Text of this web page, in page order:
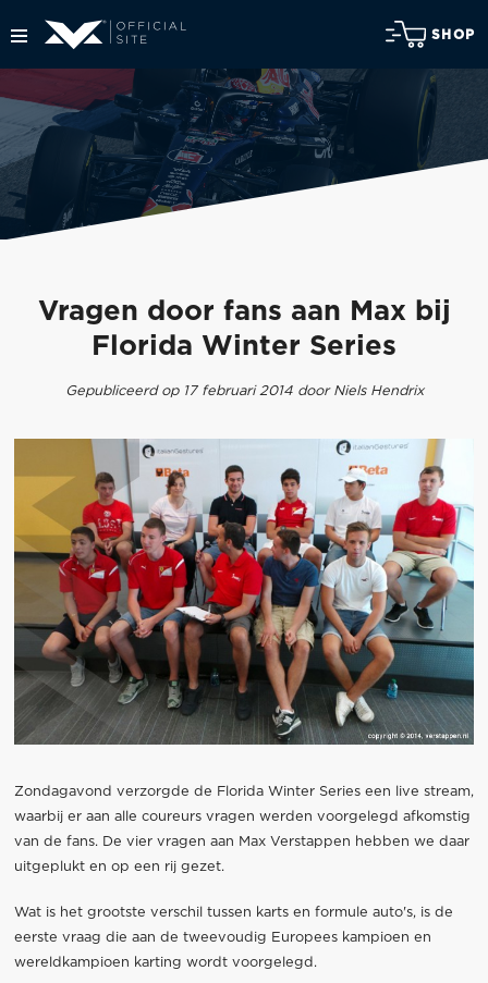
SHOP
Vragen door fans aan Max bij
Florida Winter Series
Gepubliceerd op 17 februari 2014 door Niels Hendrix
Zondagavond verzorgde de Florida Winter Series een live stream,
waarbij er aan alle coureurs vragen werden voorgelegd afkomstig
van de fans. De vier vragen aan Max Verstappen hebben we daar
uitgeplukt en op een rij gezet.
Wat is het grootste verschil tussen karts en formule auto's, is de
eerste vraag die aan de tweevoudig Europees kampioen en
wereldkampioen karting wordt voorgelegd.